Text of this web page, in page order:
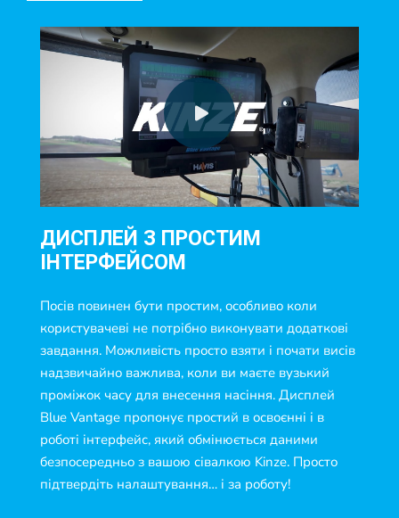
ДИСПЛЕЙ З ПРОСТИМ
ІНТЕРФЕЙСОМ
Посів повинен бути простим, особливо коли
користувачеві не потрібно виконувати додаткові
завдання. Можливість просто взяти і почати висів
надзвичайно важлива, коли ви маєте вузький
проміжок часу для внесення насіння. Дисплей
Blue Vantage пропонує простий в освоєнні і в
роботі інтерфейс, який обмінюється даними
безпосередньо з вашою сівалкою Kinze. Просто
підтвердіть налаштування… і за роботу!